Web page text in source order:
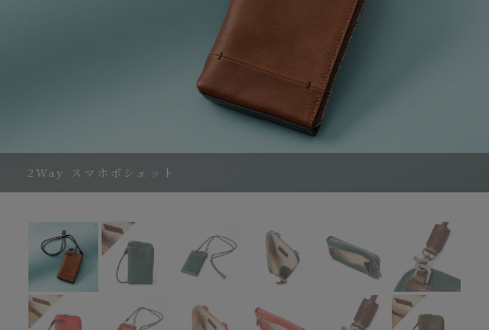
2Way スマホポシェット
2Way スマホポシェット